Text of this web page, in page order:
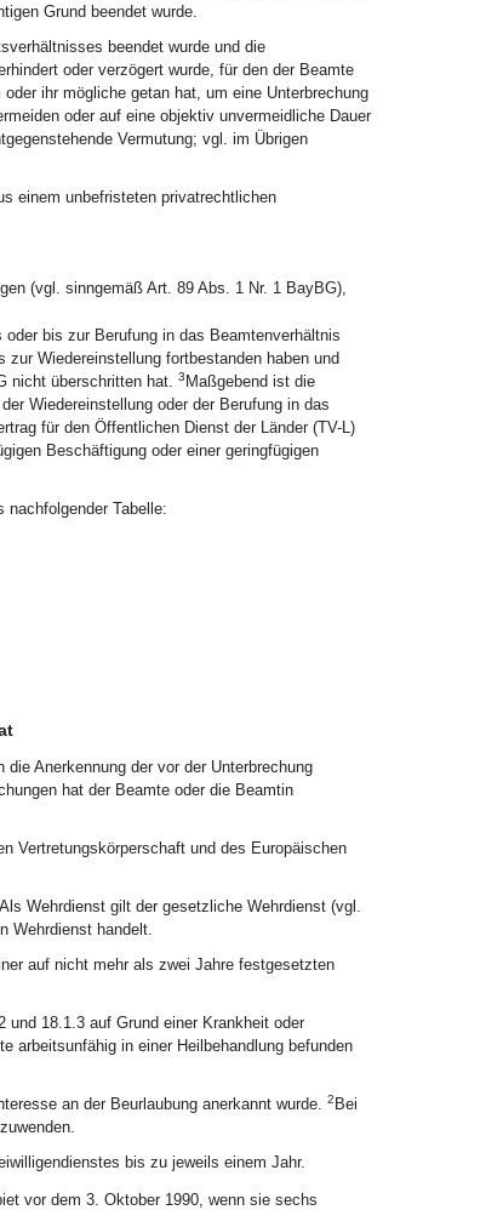
Grund beendet wurde.
beendet wurde und die
oder verzögert wurde, für den der Beamte
ihr mögliche getan hat, um eine Unterbrechung
oder auf eine objektiv unvermeidliche Dauer
Vermutung; vgl. im Übrigen
einem unbefristeten privatrechtlichen
(vgl. sinngemäß Art. 89 Abs. 1 Nr. 1 BayBG),
bis zur Berufung in das Beamtenverhältnis
Wiedereinstellung fortbestanden haben und
nicht überschritten hat. 3 Maßgebend ist die
Wiedereinstellung oder der Berufung in das
für den Öffentlichen Dienst der Länder (TV-L)
Beschäftigung oder einer geringfügigen
nachfolgender Tabelle:
Anerkennung der vor der Unterbrechung
hat der Beamte oder die Beamtin
Vertretungskörperschaft und des Europäischen
Als Wehrdienst gilt der gesetzliche Wehrdienst (vgl.
Wehrdienst handelt.
auf nicht mehr als zwei Jahre festgesetzten
und 18.1.3 auf Grund einer Krankheit oder
arbeitsunfähig in einer Heilbehandlung befunden
an der Beurlaubung anerkannt wurde. 2 Bei
bis zu jeweils einem Jahr.
vor dem 3. Oktober 1990, wenn sie sechs